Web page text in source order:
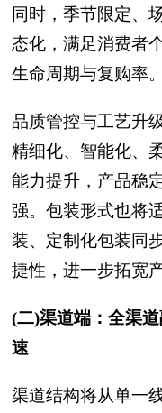
同时，季节限定、
态化，满足消费者
生命周期与复购率。
品质管控与工艺升
精细化、智能化、
能力提升，产品稳
强。包装形式也将
装、定制化包装同
捷性，进一步拓宽
(二)渠道端：全渠
速
渠道结构将从单一